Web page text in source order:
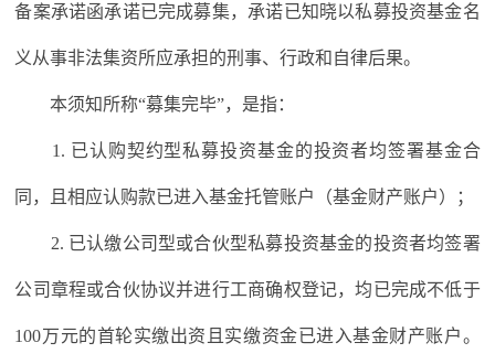
备案承诺函承诺已完成募集，承诺已知晓以私募投资基金名
义从事非法集资所应承担的刑事、行政和自律后果。
本须知所称“募集完毕”，是指：
1. 已认购契约型私募投资基金的投资者均签署基金合
同，且相应认购款已进入基金托管账户（基金财产账户）；
2. 已认缴公司型或合伙型私募投资基金的投资者均签署
公司章程或合伙协议并进行工商确权登记，均已完成不低于
100万元的首轮实缴出资且实缴资金已进入基金财产账户。